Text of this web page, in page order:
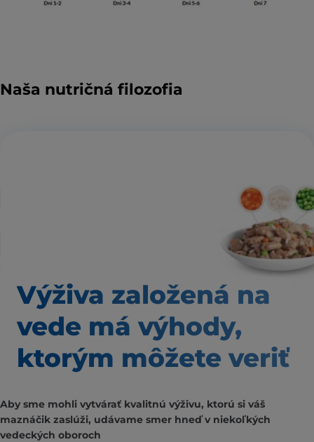
Naša nutričná filozofia
Výživa založená na
vede má výhody,
ktorým môžete veriť
Aby sme mohli vytvárať kvalitnú výživu, ktorú si váš
maznáčik zaslúži, udávame smer hneď v niekoľkých
vedeckých oboroch